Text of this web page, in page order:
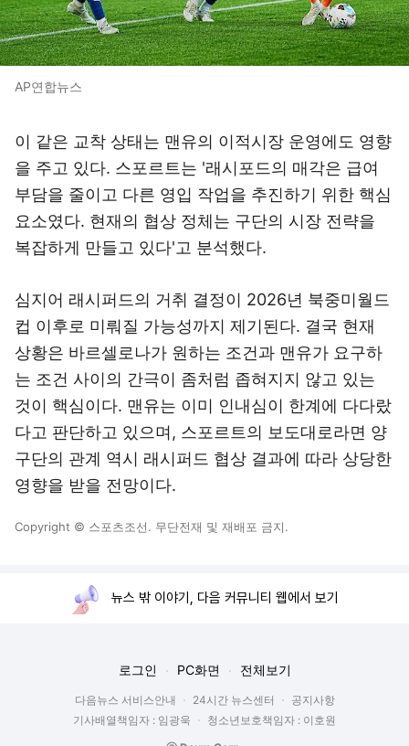
AP연합뉴스
이 같은 교착 상태는 맨유의 이적시장 운영에도 영향
을 주고 있다. 스포르트는 '래시포드의 매각은 급여
부담을 줄이고 다른 영입 작업을 추진하기 위한 핵심
요소였다. 현재의 협상 정체는 구단의 시장 전략을
복잡하게 만들고 있다'고 분석했다.
심지어 래시퍼드의 거취 결정이 2026년 북중미월드
컵 이후로 미뤄질 가능성까지 제기된다. 결국 현재
상황은 바르셀로나가 원하는 조건과 맨유가 요구하
는 조건 사이의 간극이 좀처럼 좁혀지지 않고 있는
것이 핵심이다. 맨유는 이미 인내심이 한계에 다다랐
다고 판단하고 있으며, 스포르트의 보도대로라면 양
구단의 관계 역시 래시퍼드 협상 결과에 따라 상당한
영향을 받을 전망이다.
Copyright © 스포츠조선. 무단전재 및 재배포 금지.
뉴스 밖 이야기, 다음 커뮤니티 웹에서 보기
로그인 PC화면 전체보기
다음뉴스 서비스안내 24시간 뉴스센터
공지사항
기사배열책임자 : 임광욱
청소년보호책임자 : 이호원